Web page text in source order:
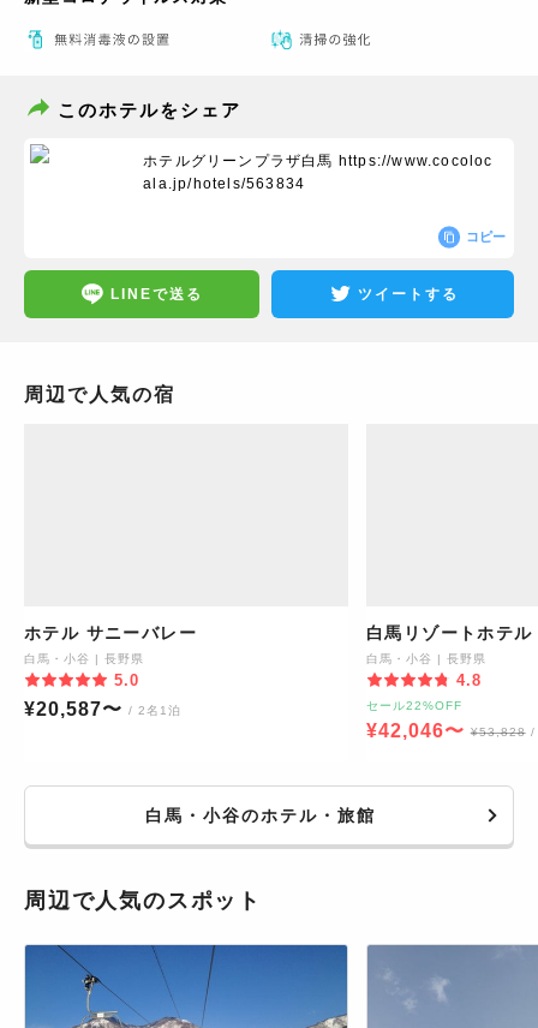
このホテルをシェア
ホテルグリーンプラザ白馬 https://www.cocoloc
ala.jp/hotels/563834
コピー
LINEで送る ツイートする
周辺で人気の宿
ホテル サニーバレー
白馬・小谷 | 長野県
5.0
¥20,587〜 / 2名1泊
白馬リゾートホテ
白馬・小谷 | 長野県
4.8
セール22%OFF
¥42,046〜 ¥53,828 /
白馬・小谷のホテル・旅館
周辺で人気のスポット